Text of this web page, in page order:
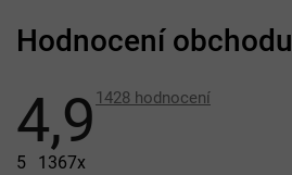
Hodnocení obchodu
4,9Průměrné
1428 hodnocení
5
1367x